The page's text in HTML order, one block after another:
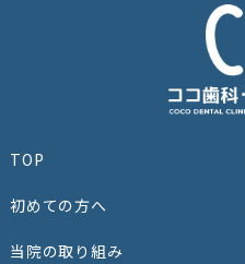
TOP
初めての⽅へ
当院の取り組み